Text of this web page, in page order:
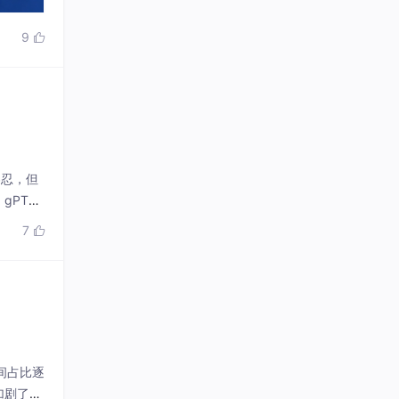
9 
，但
gPTP
7 
占比逐
了投